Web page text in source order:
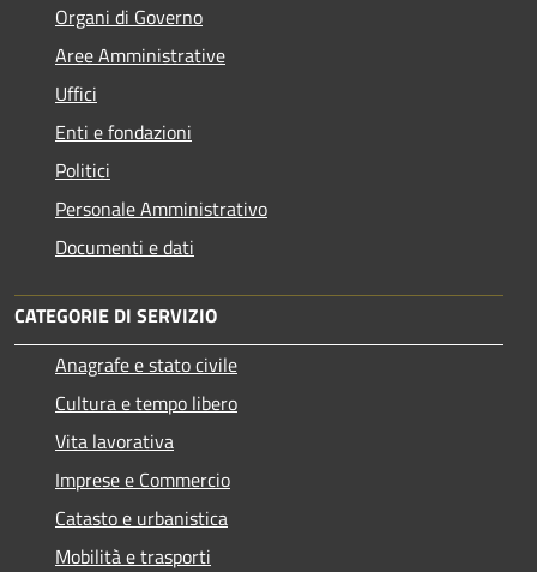
Organi di Governo
Aree Amministrative
Uffici
Enti e fondazioni
Politici
Personale Amministrativo
Documenti e dati
CATEGORIE DI SERVIZIO
Anagrafe e stato civile
Cultura e tempo libero
Vita lavorativa
Imprese e Commercio
Catasto e urbanistica
Mobilità e trasporti